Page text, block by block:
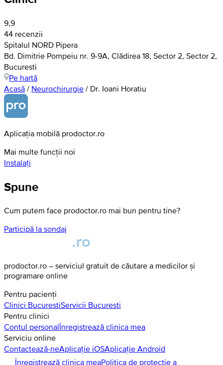
9,9
44 recenzii
Spitalul NORD Pipera
Bd. Dimitrie Pompeiu nr. 9-9A, Clădirea 18, Sector 2, Sector 2,
Bucuresti
Pe hartă
Acasă / Neurochirurgie / Dr. Ioani Horatiu
Aplicația mobilă prodoctor.ro
Mai multe funcții noi
Instalați
Spune
Cum putem face prodoctor.ro mai bun pentru tine?
Participă la sondaj
prodoctor.ro – serviciul gratuit de căutare a medicilor și
programare online
Pentru pacienți
Clinici BucurestiServicii Bucuresti
Pentru clinici
Contul personalÎnregistrează clinica mea
Serviciu online
Contactează-neAplicație iOSAplicație Android
Înregistrează clinica meaPolitica de protecție a